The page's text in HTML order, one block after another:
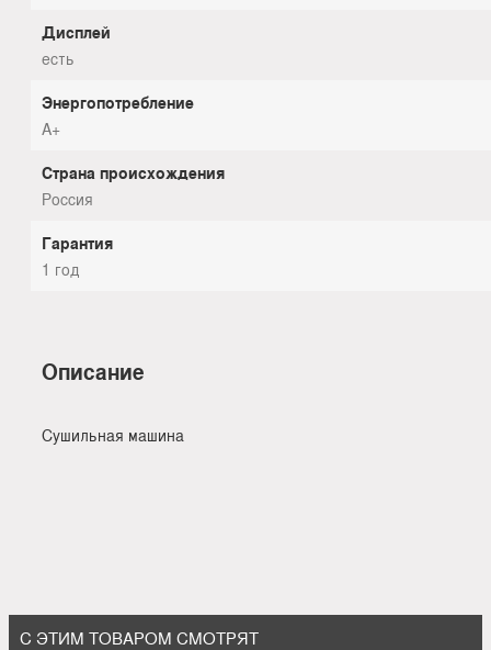
Дисплей
есть
Энергопотребление
A+
Страна происхождения
Россия
Гарантия
1 год
Описание
Сушильная машина
С ЭТИМ ТОВАРОМ СМОТРЯТ